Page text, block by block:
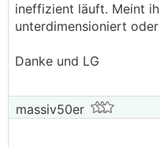
ineffizient läuft. Meint
unterdimensioniert
Danke und LG
massiv50er